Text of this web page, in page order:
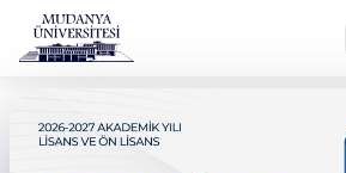
← Tüm duyurular